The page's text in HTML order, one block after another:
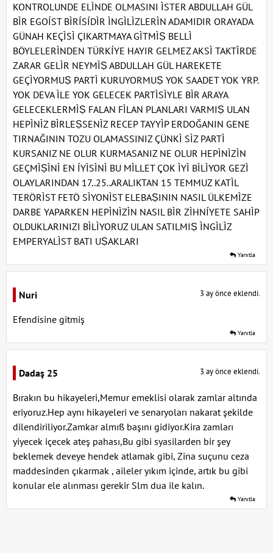
KONTROLUNDE ELÌNDE OLMASINI ÌSTER ABDULLAH GÜL
BÌR EGOÍST BÌRÍSÍDÌR ÌNGÌLÌZLERÌN ADAMIDIR ORAYADA
GÜNAH KEÇÌSÌ ÇIKARTMAYA GÌTMÌṢ BELLÌ
BÖYLELERÌNDEN TÜRKÍYE HAYIR GELMEZ AKSÌ TAKTÌRDE
ZARAR GELÌR NEYMÌṢ ABDULLAH GÜL HAREKETE
GEÇÌYORMUṢ PARTÌ KURUYORMUṢ YOK SAADET YOK YRP.
YOK DEVA ÌLE YOK GELECEK PARTÌSÌYLE BÌR ARAYA
GELECEKLERMÌṢ FALAN FÌLAN PLANLARI VARMIṢ ULAN
HEPÌNÌZ BÌRLEṢSENÌZ RECEP TAYYÌP ERDOĞANIN GENE
TIRNAĞININ TOZU OLAMASSINIZ ÇÜNKÌ SÌZ PARTÌ
KURSANIZ NE OLUR KURMASANIZ NE OLUR HEPÌNÌZÌN
GEÇMÌṢÌNÌ EN ÍYÌSÌNÌ BU MÌLLET ÇOK ÌYÌ BÌLÌYOR GEZÌ
OLAYLARINDAN 17..25..ARALIKTAN 15 TEMMUZ KATÌL
TERÖRÌST FETÖ SÌYONÌST ELEBAṢININ NASIL ÜLKEMÌZE
DARBE YAPARKEN HEPÌNÌZÌN NASIL BÌR ZÌHNÍYETE SAHÌP
OLDUKLARINIZI BÌLÌYORUZ ULAN SATILMIṢ ÌNGÌLÌZ
EMPERYALÌST BATI UṢAKLARI
Yanıtla
Nuri 3 ay önce eklendi.
Efendisine gitmiş
Yanıtla
Dadaş 25 3 ay önce eklendi.
Bırakın bu hikayeleri,Memur emeklisi olarak zamlar altında
eriyoruz.Hep aynı hikayeleri ve senaryoları nakarat şekilde
dilendiriliyor.Zamkar almıß başını gidiyor.Kira zamları
yiyecek içecek ateş pahası,Bu gibi syasilarden bir şey
beklemek deveye hendek atlamak gibi, Zina suçunu ceza
maddesinden çıkarmak , aileler yıkım içinde, artık bu gibi
konular ele alınması gerekir Slm dua ile kalın.
Yanıtla